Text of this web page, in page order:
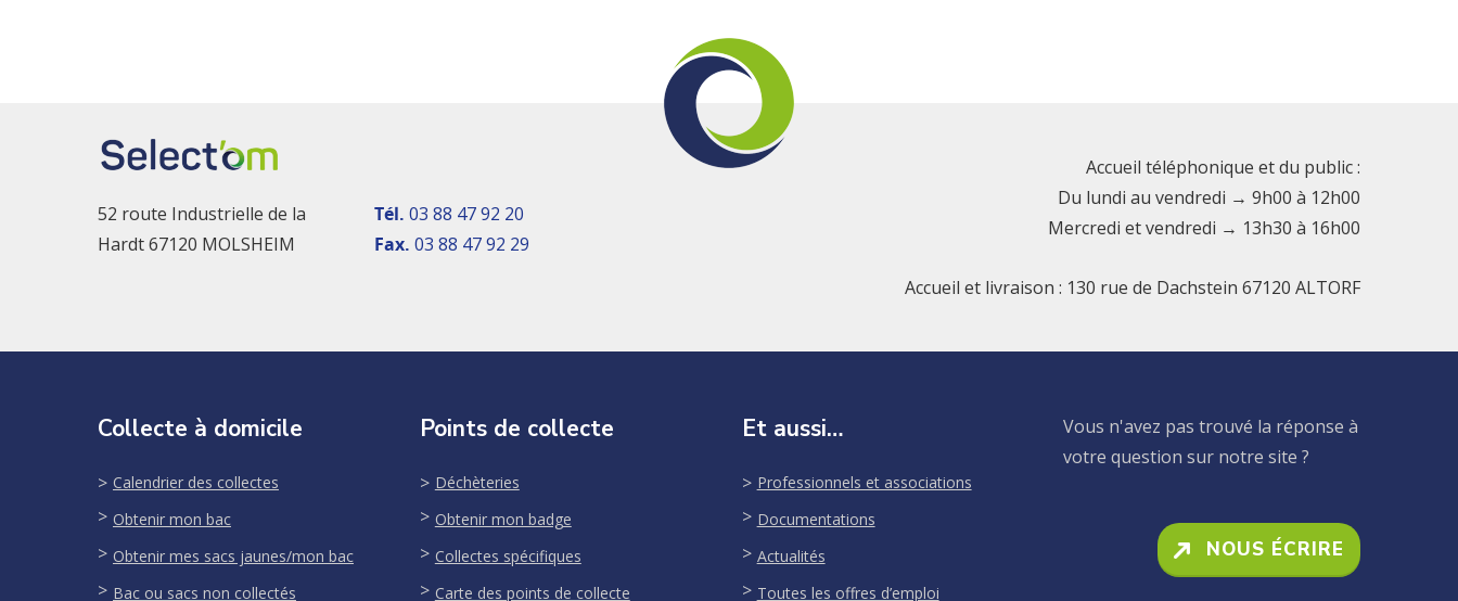
52 route Industrielle de la
Hardt 67120 MOLSHEIM
Tél. 03 88 47 92 20
Fax. 03 88 47 92 29
Accueil téléphonique et du public :
Du lundi au vendredi → 9h00 à 12h00
Mercredi et vendredi → 13h30 à 16h00
Accueil et livraison : 130 rue de Dachstein 67120 ALTORF
Collecte à domicile
Calendrier des collectes
Obtenir mon bac
Obtenir mes sacs jaunes/mon bac
Bac ou sacs non collectés
Points de collecte
Déchèteries
Obtenir mon badge
Collectes spécifiques
Carte des points de collecte
Et aussi…
Professionnels et associations
Documentations
Actualités
Toutes les offres d’emploi
Vous n'avez pas trouvé la réponse à
votre question sur notre site ?
NOUS ÉCRIRE